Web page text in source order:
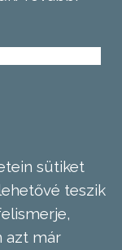
sütiket
teszik
azt már